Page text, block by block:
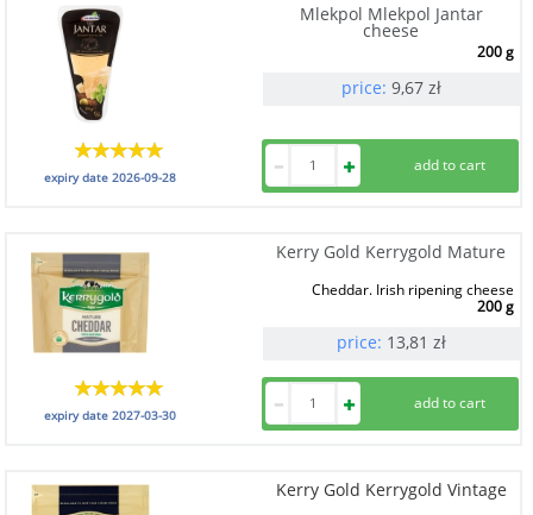
Mlekpol Mlekpol Jantar
cheese
200 g
price: 9,67 zł
expiry date 2026-09-28
Kerry Gold Kerrygold Mature
Cheddar. Irish ripening cheese
200 g
price: 13,81 zł
expiry date 2027-03-30
Kerry Gold Kerrygold Vintage